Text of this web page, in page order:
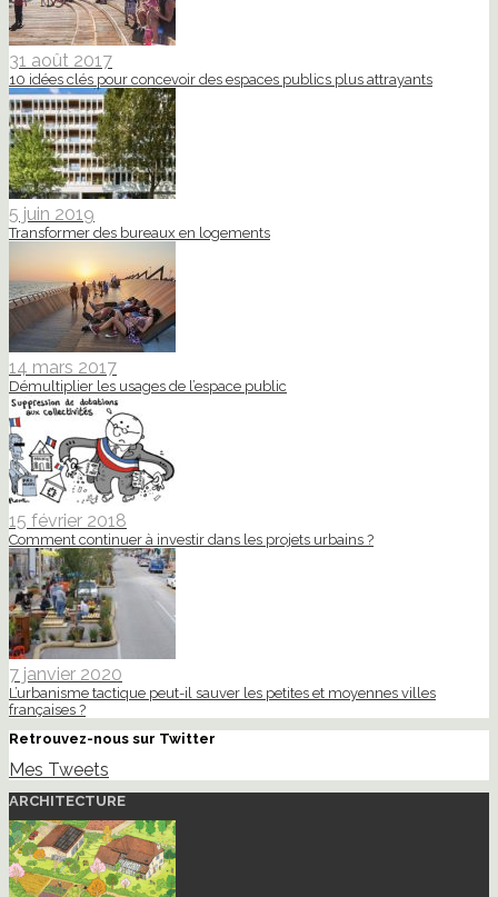
31 août 2017
10 idées clés pour concevoir des espaces publics plus attrayants
5 juin 2019
Transformer des bureaux en logements
14 mars 2017
Démultiplier les usages de l’espace public
15 février 2018
Comment continuer à investir dans les projets urbains ?
7 janvier 2020
L’urbanisme tactique peut-il sauver les petites et moyennes villes
françaises ?
Retrouvez-nous sur Twitter
Mes Tweets
ARCHITECTURE